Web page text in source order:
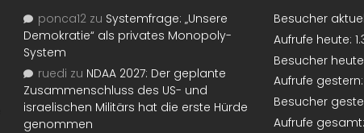
ponca12 zu Systemfrage: „Unsere
Demokratie“ als privates Monopoly-
System
ruedi zu NDAA 2027: Der geplante
Zusammenschluss des US- und
israelischen Militärs hat die erste Hürde
genommen
Besucher
Aufrufe heute:
Besucher
Aufrufe gestern:
Besucher
Aufrufe gesamt: